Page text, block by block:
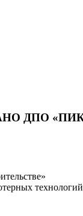
ДПО